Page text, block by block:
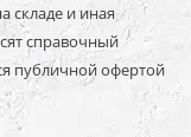
складе и иная
справочный
публичной офертой